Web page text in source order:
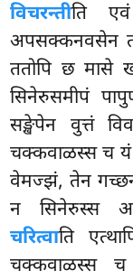
विचरन्तीति
अपसक्कनवसेन
ततोपि छ
सिनेरुसमीपं
सङ्खेपेन वुत्तं
चक्कवाळस्स च
वेमज्झं, तेन
न सिनेरुस्स
चरित्वाति
चक्कवाळस्स